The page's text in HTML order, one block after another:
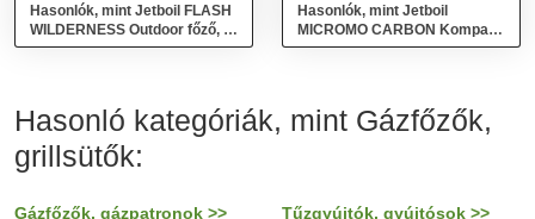
Hasonlók, mint Jetboil FLASH
WILDERNESS Outdoor főző, ,
méret
Hasonlók, mint Jetboil
MICROMO CARBON Kompakt
kempingfőző, piros, méret
Hasonló kategóriák, mint Gázfőzők,
grillsütők:
Gázfőzők, gázpatronok >> Tűzgyújtók, gyújtósok >>